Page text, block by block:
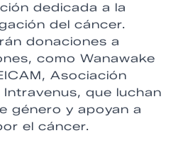
dedicada a la
del cáncer.
donaciones a
como Wanawake
Asociación
que luchan
género y apoyan a
el cáncer.